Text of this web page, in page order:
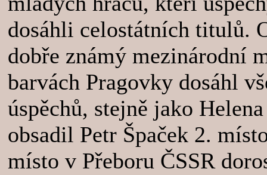
dosáhli celostátních titulů.
dobře známý mezinárodní
barvách Pragovky dosáhl
úspěchů, stejně jako
obsadil Petr Špaček 2.
místo v Přeboru ČSSR